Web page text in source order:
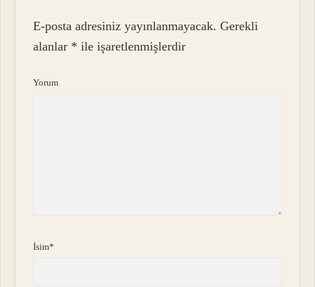
E-posta adresiniz yayınlanmayacak. Gerekli
alanlar * ile işaretlenmişlerdir
Yorum
İsim*